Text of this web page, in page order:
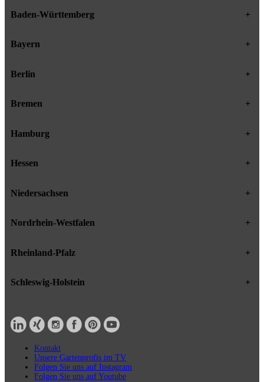
Baden-Württemberg +
Bayern +
Berlin +
Bremen +
Hamburg +
Hessen +
Niedersachsen +
Nordrhein-Westfalen +
Rheinland-Pfalz +
Schleswig-Holstein +
Kontakt
Unsere Gartenprofis im TV
Folgen Sie uns auf Instagram
Folgen Sie uns auf Youtube